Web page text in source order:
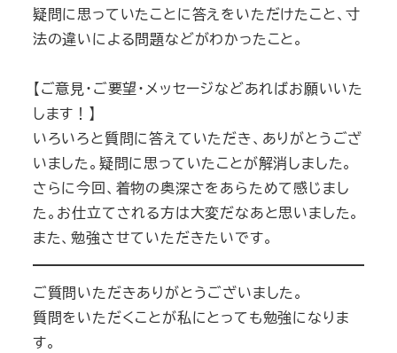
疑問に思っていたことに答えをいただけたこと、寸
法の違いによる問題などがわかったこと。
【ご意見・ご要望・メッセージなどあればお願いいた
します！】
いろいろと質問に答えていただき、ありがとうござ
いました。疑問に思っていたことが解消しました。
さらに今回、着物の奥深さをあらためて感じまし
た。お仕立てされる方は大変だなあと思いました。
また、勉強させていただきたいです。
ご質問いただきありがとうございました。
質問をいただくことが私にとっても勉強になりま
す。